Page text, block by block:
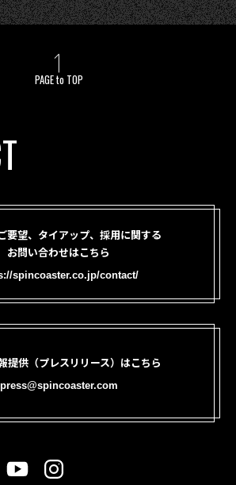
PAGE to TOP
要望、タイアップ、採用に関する
お問い合わせはこちら
spincoaster.co.jp/contact/
提供（プレスリリース）はこちら
press@spincoaster.com